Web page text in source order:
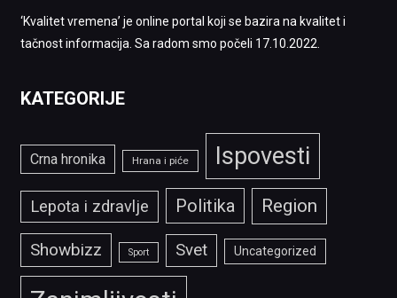
‘Kvalitet vremena’ je online portal koji se bazira na kvalitet i
tačnost informacija. Sa radom smo počeli 17.10.2022.
KATEGORIJE
Crna hronika Hrana i piće Ispovesti
Lepota i zdravlje Politika Region
Showbizz Sport Svet Uncategorized